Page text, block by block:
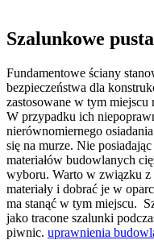
Szalunkowe
Fundamentowe ściany
bezpieczeństwa dla
zastosowane w tym
W przypadku ich
nierównomiernego
się na murze. Nie
materiałów budowlanych
wyboru. Warto w związku z
materiały i dobrać je w
ma stanąć w tym miejscu.
jako tracone szalunki
piwnic. uprawnienia